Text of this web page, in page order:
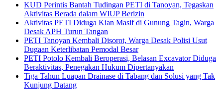
KUD Perintis Bantah Tudingan PETI di Tanoyan, Tegaskan
Aktivitas Berada dalam WIUP Berizin
Aktivitas PETI Diduga Kian Masif di Gunung Tagin, Warga
Desak APH Turun Tangan
PETI Tanoyan Kembali Disorot, Warga Desak Polisi Usut
Dugaan Keterlibatan Pemodal Besar
PETI Potolo Kembali Beroperasi, Belasan Excavator Diduga
Beraktivitas, Penegakan Hukum Dipertanyakan
Tiga Tahun Luapan Drainase di Tabang dan Solusi yang Tak
Kunjung Datang